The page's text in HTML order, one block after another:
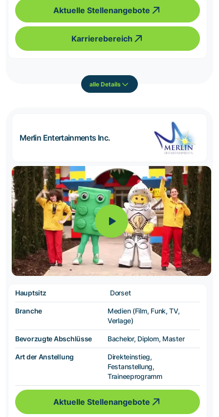
Aktuelle Stellenangebote
Karrierebereich
alle Details
Merlin Entertainments Inc.
Hauptsitz Dorset
Branche
Medien (Film, Funk, TV,
Verlage)
Bevorzugte Abschlüsse Bachelor, Diplom, Master
Art der Anstellung
Direkteinstieg,
Festanstellung,
Traineeprogramm
Aktuelle Stellenangebote